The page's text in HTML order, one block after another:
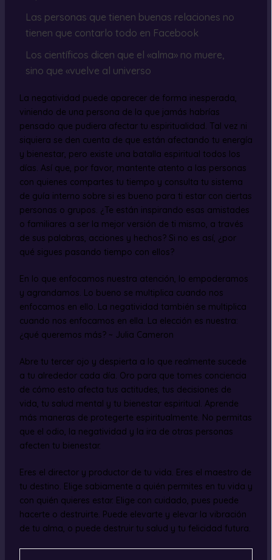
Las personas que tienen buenas relaciones no
tienen que contarlo todo en Facebook
Los científicos dicen que el «alma» no muere,
sino que «vuelve al universo
La negatividad puede aparecer de forma inesperada,
viniendo de una persona de la que jamás habrías
pensado que pudiera afectar tu espiritualidad. Tal vez ni
siquiera se den cuenta de que están afectando tu energía
y bienestar, pero existe una batalla espiritual todos los
días. Así que, por favor, mantente atento a las personas
con quienes compartes tu tiempo y consulta tu sistema
de guía interno sobre si es bueno para ti estar con ciertas
personas o grupos. ¿Te están inspirando esas amistades
o familiares a ser la mejor versión de ti mismo, a través
de sus palabras, acciones y hechos? Si no es así, ¿por
qué sigues pasando tiempo con ellos?
En lo que enfocamos nuestra atención, lo empoderamos
y agrandamos. Lo bueno se multiplica cuando nos
enfocamos en ello. La negatividad también se multiplica
cuando nos enfocamos en ella. La elección es nuestra:
¿qué queremos más? ~ Julia Cameron
Abre tu tercer ojo y despierta a lo que realmente sucede
a tu alrededor cada día. Oro para que tomes conciencia
de cómo esto afecta tus actitudes, tus decisiones de
vida, tu salud mental y tu bienestar espiritual. Aprende
más maneras de protegerte espiritualmente. No permitas
que el odio, la negatividad y la ira de otras personas
afecten tu bienestar.
Eres el director y productor de tu vida. Eres el maestro de
tu destino. Elige sabiamente a quién permites en tu vida y
con quién quieres estar. Elige con cuidado, pues puede
hacerte o destruirte. Puede elevarte y elevar la vibración
de tu alma, o puede destruir tu salud y tu felicidad futura.